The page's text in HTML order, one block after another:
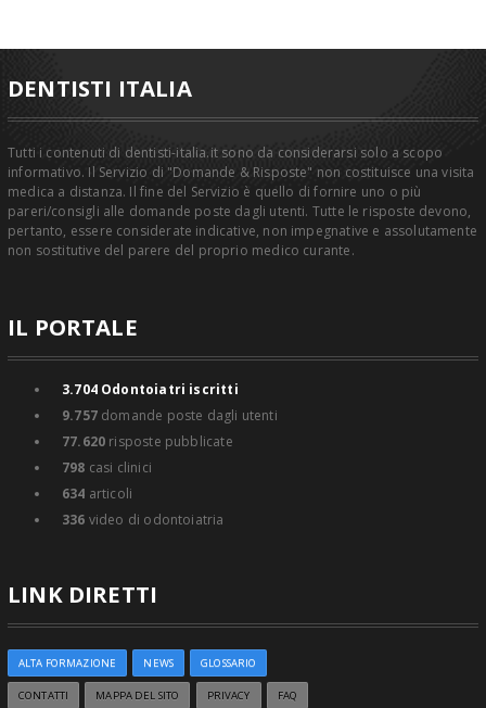
DENTISTI ITALIA
Tutti i contenuti di dentisti-italia.it sono da considerarsi solo a scopo
informativo. Il Servizio di "Domande & Risposte" non costituisce una visita
medica a distanza. Il fine del Servizio è quello di fornire uno o più
pareri/consigli alle domande poste dagli utenti. Tutte le risposte devono,
pertanto, essere considerate indicative, non impegnative e assolutamente
non sostitutive del parere del proprio medico curante.
IL PORTALE
3.704Odontoiatri iscritti
9.757domande poste dagli utenti
77.620 risposte pubblicate
798 casi clinici
634 articoli
336 video di odontoiatria
LINK DIRETTI
ALTA FORMAZIONE NEWS GLOSSARIO
CONTATTI MAPPA DEL SITO PRIVACY FAQ